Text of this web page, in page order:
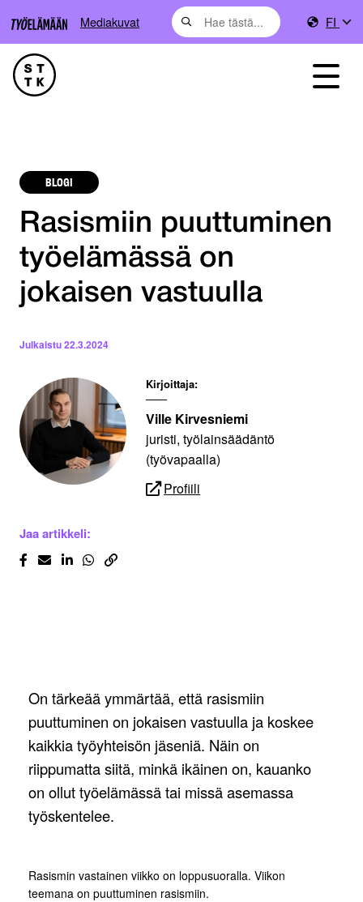
Mediakuvat FI
BLOGI
Rasismiin puuttuminen
työelämässä on
jokaisen vastuulla
Julkaistu22.3.2024
Kirjoittaja:
Ville Kirvesniemi
juristi, työlainsäädäntö
(työvapaalla)
Profiili
Jaa artikkeli:
On tärkeää ymmärtää, että rasismiin
puuttuminen on jokaisen vastuulla ja koskee
kaikkia työyhteisön jäseniä. Näin on
riippumatta siitä, minkä ikäinen on, kauanko
on ollut työelämässä tai missä asemassa
työskentelee.
Rasismin vastainen viikko on loppusuoralla. Viikon
teemana on puuttuminen rasismiin.